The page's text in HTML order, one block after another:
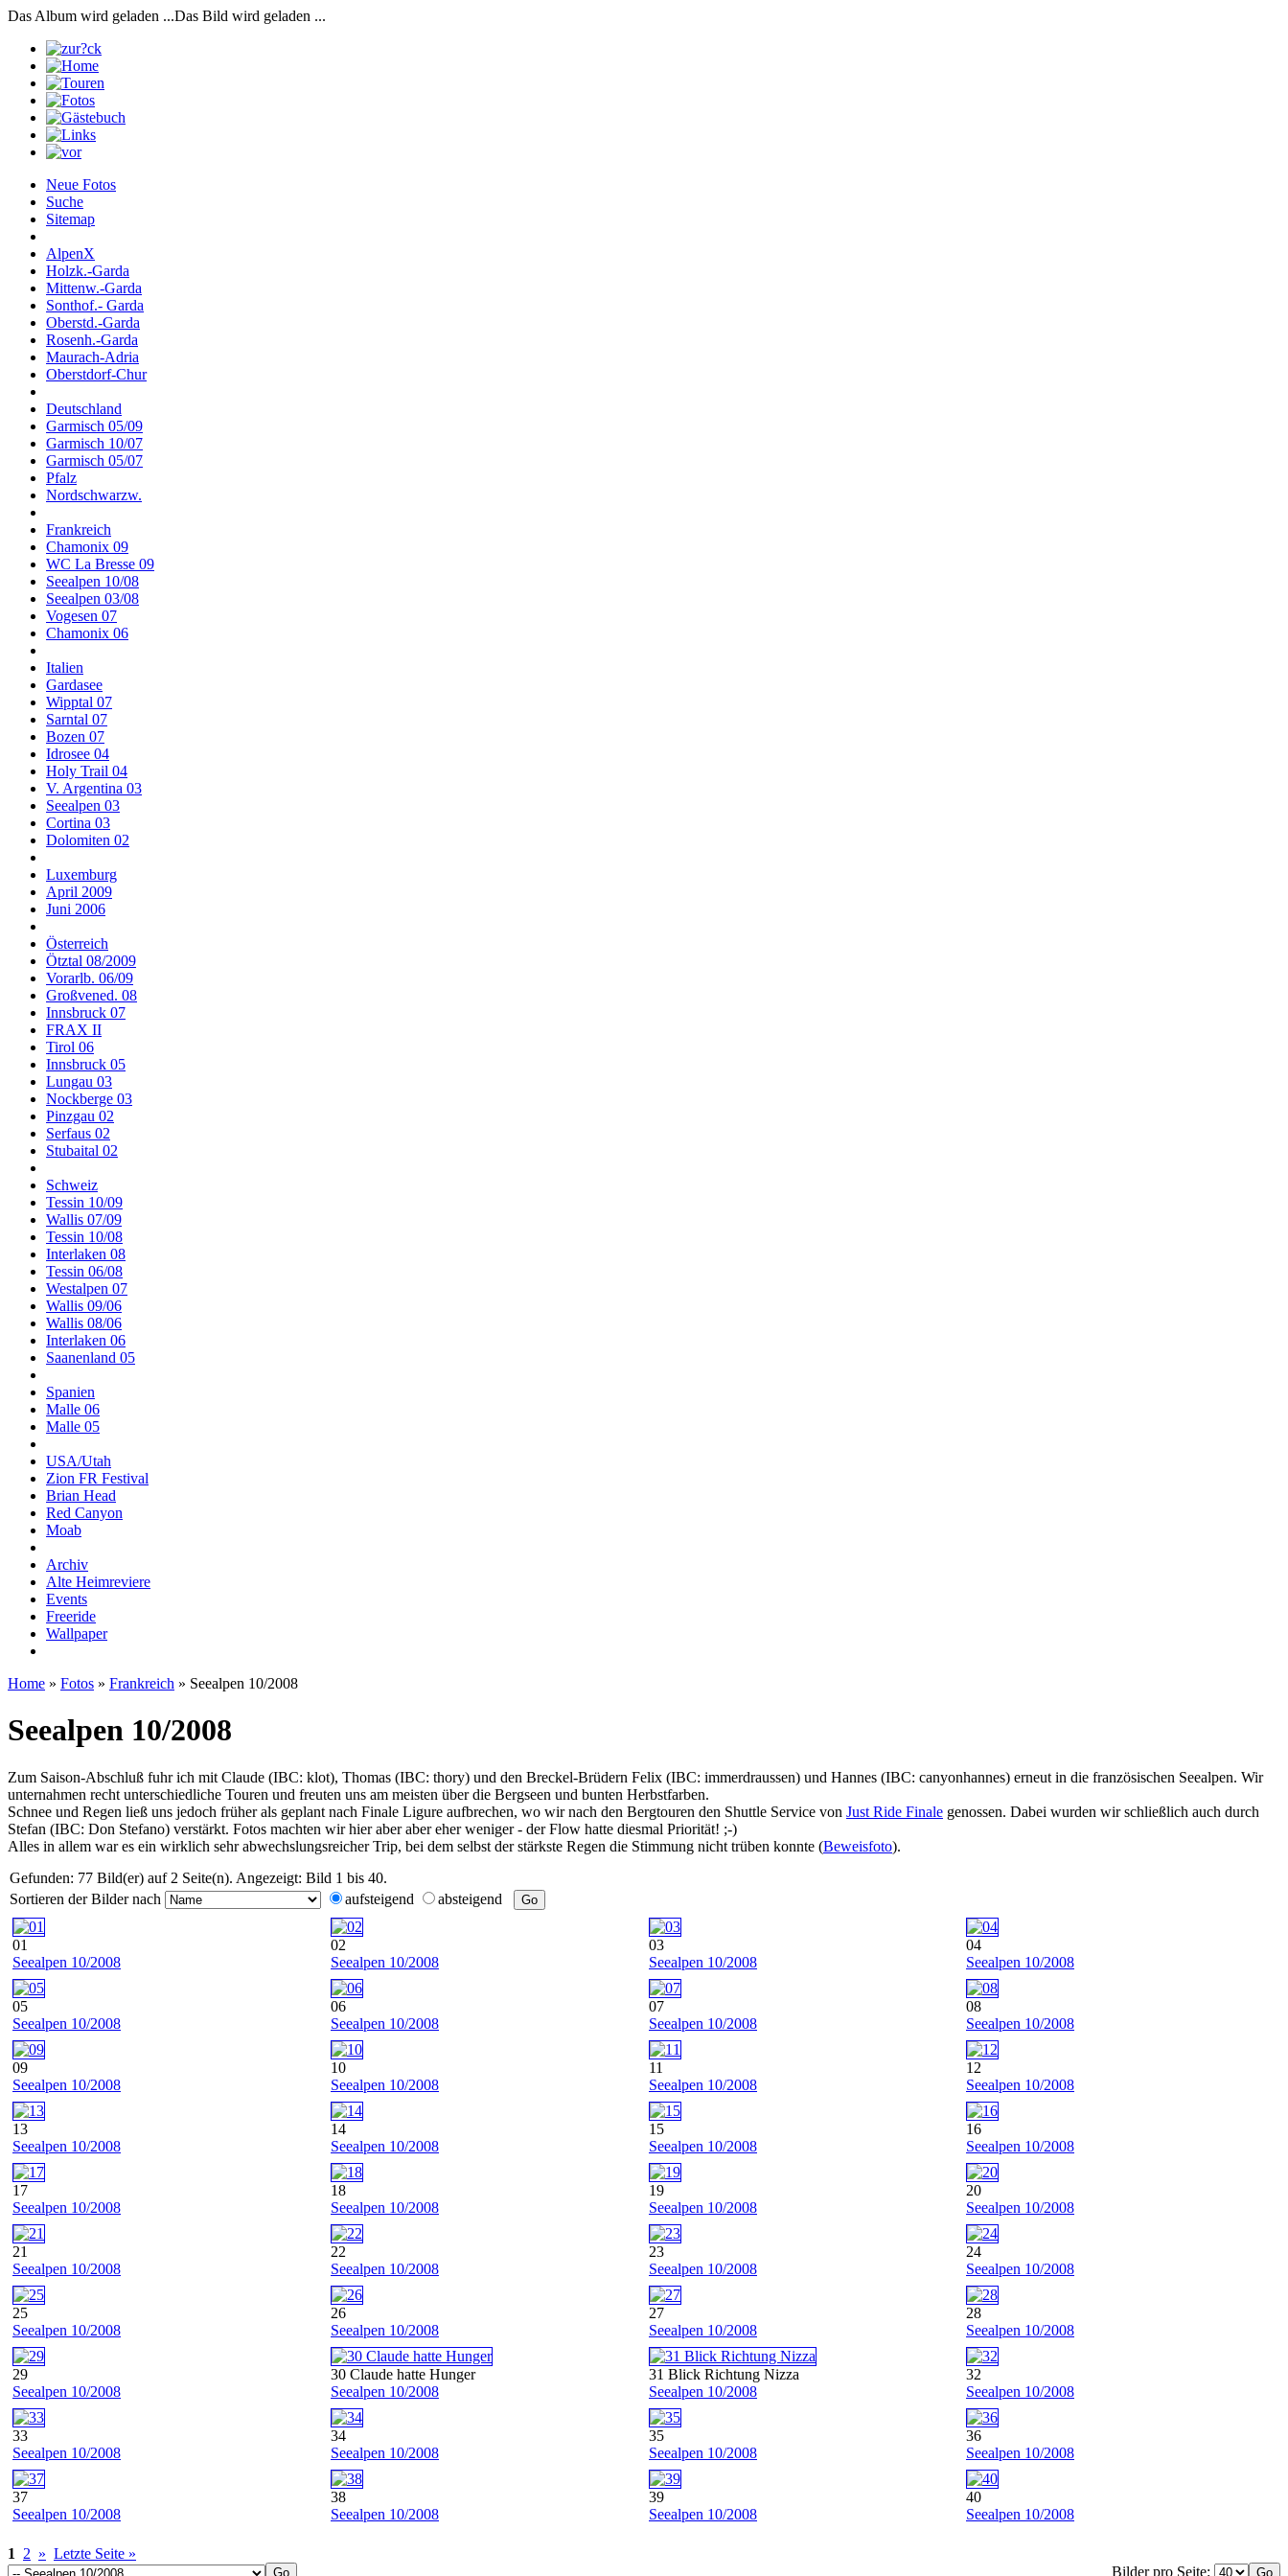
Das Album wird geladen ...Das Bild wird geladen ...
Neue Fotos
Suche
Sitemap
AlpenX
Holzk.-Garda
Mittenw.-Garda
Sonthof.- Garda
Oberstd.-Garda
Rosenh.-Garda
Maurach-Adria
Oberstdorf-Chur
Deutschland
Garmisch 05/09
Garmisch 10/07
Garmisch 05/07
Pfalz
Nordschwarzw.
Frankreich
Chamonix 09
WC La Bresse 09
Seealpen 10/08
Seealpen 03/08
Vogesen 07
Chamonix 06
Italien
Gardasee
Wipptal 07
Sarntal 07
Bozen 07
Idrosee 04
Holy Trail 04
V. Argentina 03
Seealpen 03
Cortina 03
Dolomiten 02
Luxemburg
April 2009
Juni 2006
Österreich
Ötztal 08/2009
Vorarlb. 06/09
Großvened. 08
Innsbruck 07
FRAX II
Tirol 06
Innsbruck 05
Lungau 03
Nockberge 03
Pinzgau 02
Serfaus 02
Stubaital 02
Schweiz
Tessin 10/09
Wallis 07/09
Tessin 10/08
Interlaken 08
Tessin 06/08
Westalpen 07
Wallis 09/06
Wallis 08/06
Interlaken 06
Saanenland 05
Spanien
Malle 06
Malle 05
USA/Utah
Zion FR Festival
Brian Head
Red Canyon
Moab
Archiv
Alte Heimreviere
Events
Freeride
Wallpaper
Home » Fotos » Frankreich » Seealpen 10/2008
Seealpen 10/2008
Zum Saison-Abschluß fuhr ich mit Claude (IBC: klot), Thomas (IBC: thory) und den Breckel-Brüdern Felix (IBC: immerdraussen) und Hannes (IBC: canyonhannes) erneut in die französischen Seealpen. Wir
unternahmen recht unterschiedliche Touren und freuten uns am meisten über die Bergseen und bunten Herbstfarben.
Schnee und Regen ließ uns jedoch früher als geplant nach Finale Ligure aufbrechen, wo wir nach den Bergtouren den Shuttle Service von Just Ride Finale genossen. Dabei wurden wir schließlich auch durch
Stefan (IBC: Don Stefano) verstärkt. Fotos machten wir hier aber aber eher weniger - der Flow hatte diesmal Priorität! ;-)
Alles in allem war es ein wirklich sehr abwechslungsreicher Trip, bei dem selbst der stärkste Regen die Stimmung nicht trüben konnte (Beweisfoto).
Gefunden: 77 Bild(er) auf 2 Seite(n). Angezeigt: Bild 1 bis 40.
Sortieren der Bilder nach
aufsteigend absteigend
01
Seealpen 10/2008
02
Seealpen 10/2008
03
Seealpen 10/2008
04
Seealpen 10/2008
05
Seealpen 10/2008
06
Seealpen 10/2008
07
Seealpen 10/2008
08
Seealpen 10/2008
09
Seealpen 10/2008
10
Seealpen 10/2008
11
Seealpen 10/2008
12
Seealpen 10/2008
13
Seealpen 10/2008
14
Seealpen 10/2008
15
Seealpen 10/2008
16
Seealpen 10/2008
17
Seealpen 10/2008
18
Seealpen 10/2008
19
Seealpen 10/2008
20
Seealpen 10/2008
21
Seealpen 10/2008
22
Seealpen 10/2008
23
Seealpen 10/2008
24
Seealpen 10/2008
25
Seealpen 10/2008
26
Seealpen 10/2008
27
Seealpen 10/2008
28
Seealpen 10/2008
29
Seealpen 10/2008
30 Claude hatte Hunger
Seealpen 10/2008
31 Blick Richtung Nizza
Seealpen 10/2008
32
Seealpen 10/2008
33
Seealpen 10/2008
34
Seealpen 10/2008
35
Seealpen 10/2008
36
Seealpen 10/2008
37
Seealpen 10/2008
38
Seealpen 10/2008
39
Seealpen 10/2008
40
Seealpen 10/2008
1 2 » Letzte Seite »
Bilder pro Seite: